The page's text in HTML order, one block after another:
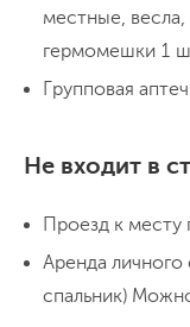
15.00
местные,
гермомешки 1
Групповая
Не входит в
Проезд к месту
Аренда личного
спальник)